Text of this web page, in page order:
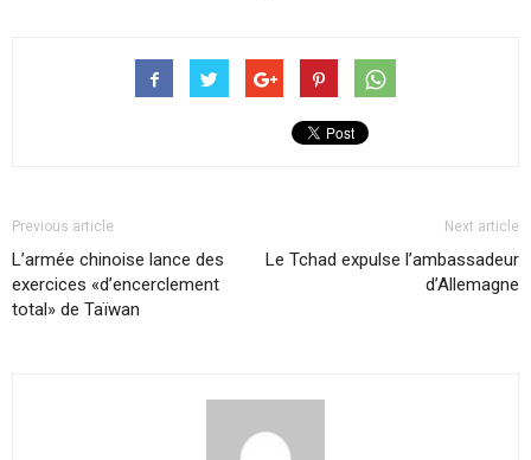
Previous article
L’armée chinoise lance des
exercices «d’encerclement
total» de Taïwan
Next article
Le Tchad expulse l’ambassadeur
d’Allemagne